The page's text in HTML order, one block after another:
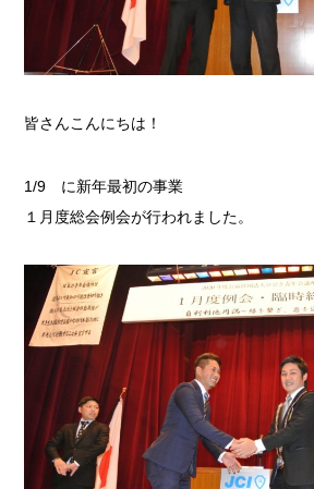
皆さんこんにちは！
1/9 に新年最初の事業
１月度総会例会が行われました。